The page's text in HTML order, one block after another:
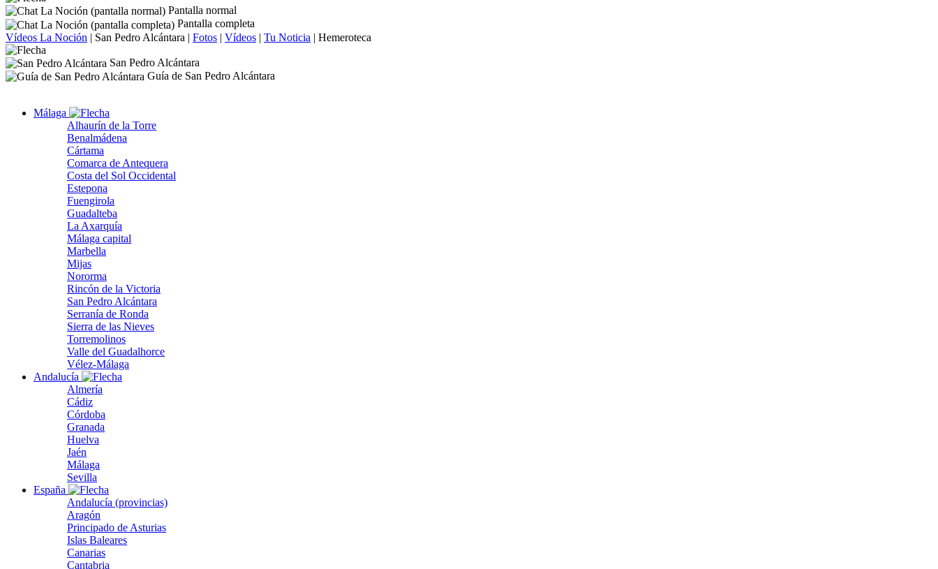
Pantalla normal
Pantalla completa
Vídeos La Noción | San Pedro Alcántara | Fotos | Vídeos | Tu Noticia | Hemeroteca
San Pedro Alcántara
Guía de San Pedro Alcántara
Málaga
Alhaurín de la Torre
Benalmádena
Cártama
Comarca de Antequera
Costa del Sol Occidental
Estepona
Fuengirola
Guadalteba
La Axarquía
Málaga capital
Marbella
Mijas
Nororma
Rincón de la Victoria
San Pedro Alcántara
Serranía de Ronda
Sierra de las Nieves
Torremolinos
Valle del Guadalhorce
Vélez-Málaga
Andalucía
Almería
Cádiz
Córdoba
Granada
Huelva
Jaén
Málaga
Sevilla
España
Andalucía (provincias)
Aragón
Principado de Asturias
Islas Baleares
Canarias
Cantabria